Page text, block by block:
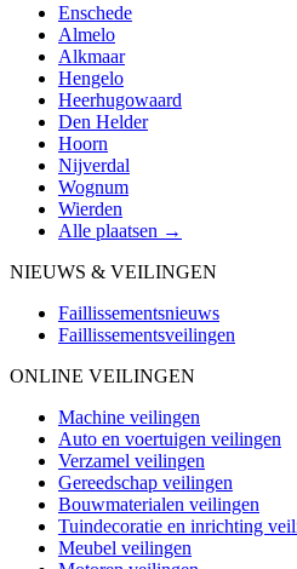
Enschede
Almelo
Alkmaar
Hengelo
Heerhugowaard
Den Helder
Hoorn
Nijverdal
Wognum
Wierden
Alle plaatsen →
NIEUWS & VEILINGEN
Faillissementsnieuws
Faillissementsveilingen
ONLINE VEILINGEN
Machine veilingen
Auto en voertuigen veilingen
Verzamel veilingen
Gereedschap veilingen
Bouwmaterialen veilingen
Tuindecoratie en inrichting
Meubel veilingen